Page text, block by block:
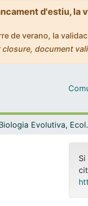
d'estiu, la
de verano, la
closure, document
Biologia